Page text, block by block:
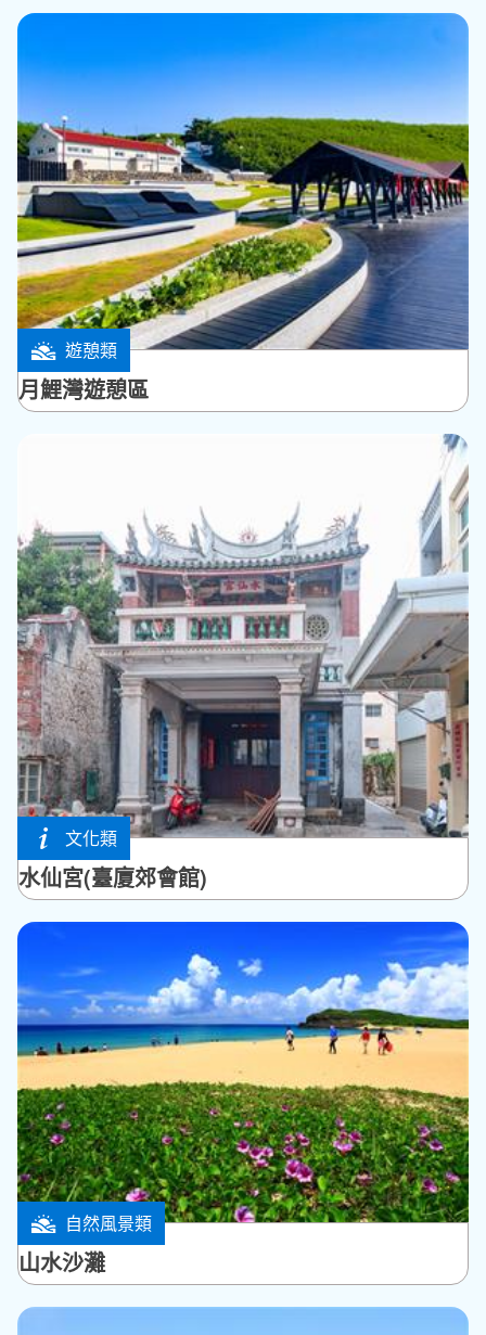
遊憩類
七美鄉
月鯉灣遊憩區
文化類
馬公市
水仙宮(臺廈郊會館)
自然風景類
馬公市
山水沙灘